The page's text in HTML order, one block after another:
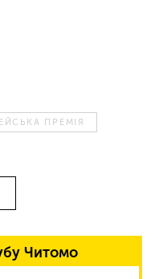
ПРЕМІЯ
Читомо